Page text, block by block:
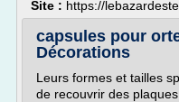
Site : https://
capsules pour
Décorations
Leurs formes et tailles
de recouvrir des